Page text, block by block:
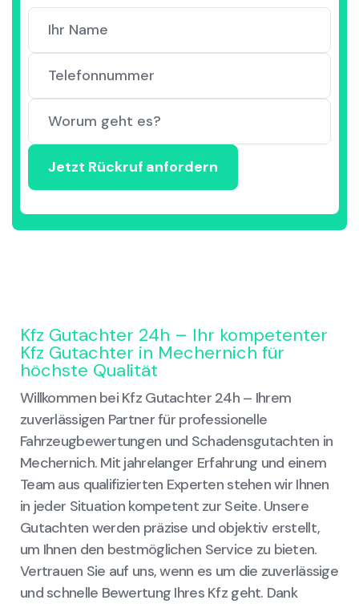
Kfz Gutachter 24h – Ihr kompetenter
Kfz Gutachter in Mechernich für
höchste Qualität
Willkommen bei Kfz Gutachter 24h – Ihrem
zuverlässigen Partner für professionelle
Fahrzeugbewertungen und Schadensgutachten in
Mechernich. Mit jahrelanger Erfahrung und einem
Team aus qualifizierten Experten stehen wir Ihnen
in jeder Situation kompetent zur Seite. Unsere
Gutachten werden präzise und objektiv erstellt,
um Ihnen den bestmöglichen Service zu bieten.
Vertrauen Sie auf uns, wenn es um die zuverlässige
und schnelle Bewertung Ihres Kfz geht. Dank